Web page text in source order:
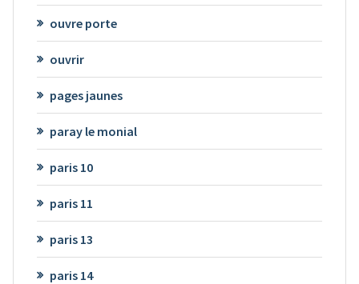
ouvre porte
ouvrir
pages jaunes
paray le monial
paris 10
paris 11
paris 13
paris 14